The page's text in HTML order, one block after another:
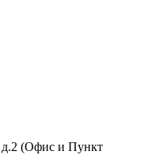
(Офис и Пункт